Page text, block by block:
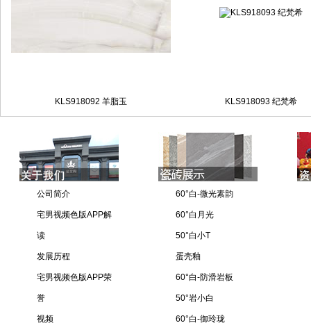
KLS918092 羊脂玉 KLS918093 纪梵希
公司简介
宅男视频色版APP解
读
发展历程
宅男视频色版APP荣
誉
视频
60°白-微光素韵
60°白月光
50°白小T
蛋壳釉
60°白-防滑岩板
50°岩小白
60°白-御玲珑